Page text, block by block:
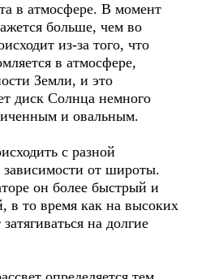
в атмосфере. В момент
больше, чем во
из-за того, что
в атмосфере,
Земли, и это
диск Солнца немного
и овальным.
с разной
от широты.
он более быстрый и
в то время как на высоких
на долгие